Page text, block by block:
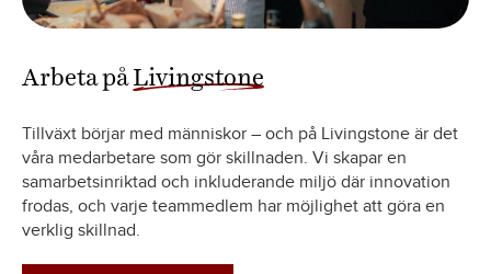
Arbeta på Livingstone
Tillväxt börjar med människor – och på Livingstone är det
våra medarbetare som gör skillnaden. Vi skapar en
samarbetsinriktad och inkluderande miljö där innovation
frodas, och varje teammedlem har möjlighet att göra en
verklig skillnad.